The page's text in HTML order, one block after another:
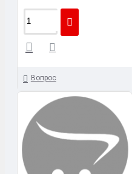
Вопрос